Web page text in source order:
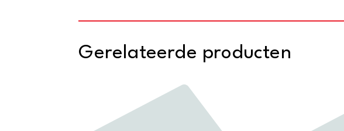
Gerelateerde producten